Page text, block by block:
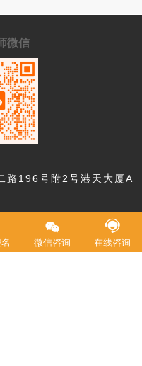
微信咨询 在线咨询
微信
路196号附2号港天大厦A
专注西点技术教育，近年来迅速
为职业技能等级鉴定机构。 我
名，并具有专业高等级职业技术